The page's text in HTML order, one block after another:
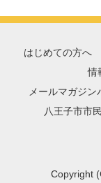
はじめての方へ
情
メールマガジ
八王子市市
Copyright